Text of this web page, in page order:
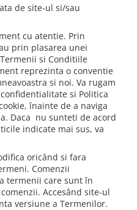
de site-ul si/sau
cu atentie. Prin
prin plasarea unei
si Conditiile
reprezinta o conventie
si noi. Va rugam
si Politica
înainte de a naviga
Daca nu sunteti de acord
indicate mai sus, va
oricând si fara
Comenzii
termenii care sunt în
Accesând site-ul
versiune a Termenilor.